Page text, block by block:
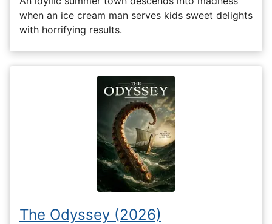
when an ice cream man serves kids sweet delights
with horrifying results.
The Odyssey (2026)